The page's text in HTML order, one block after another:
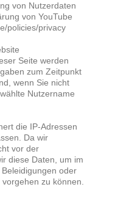
von Nutzerdaten
von YouTube
policies/privacy
Seite werden
zum Zeitpunkt
wenn Sie nicht
Nutzername
die IP-Adressen
Da wir
vor der
diese Daten, um im
oder
zu können.